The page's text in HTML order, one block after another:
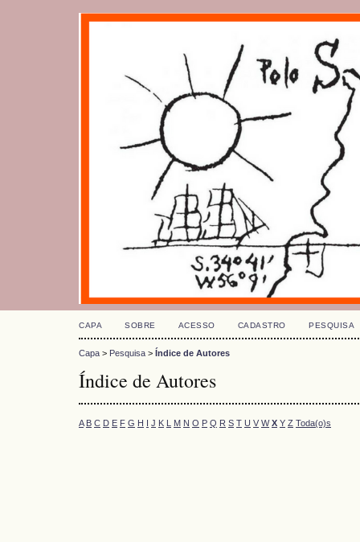
CAPA SOBRE ACESSO CADASTRO PESQUISA
Capa > Pesquisa > Índice de Autores
Índice de Autores
A B C D E F G H I J K L M N O P Q R S T U V W X Y Z Toda(o)s